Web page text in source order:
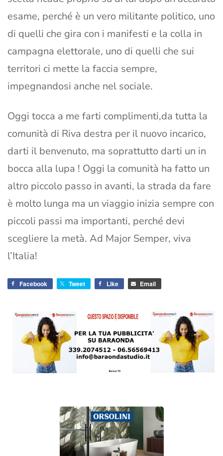
esame, perché è un vero militante politico, uno
di quelli che gira con i manifesti e la colla in
campagna elettorale, uno di quelli che sui
territori ci mette la faccia sempre,
impegnandosi anche nel sociale.
Oggi tocca a me farti complimenti,da tutta la
comunità di Riva destra per il nuovo incarico,
darti il benvenuto, ma soprattutto darti un in
bocca alla lupa ! Oggi la comunità ha fatto un
altro piccolo passo in avanti, la strada da fare
è molto lunga ma un viaggio inizia sempre con
piccoli passi ma importanti, perché devi
scegliere la metà. Ad Major Semper, viva
l’Italia!
Facebook Tweet Like Email